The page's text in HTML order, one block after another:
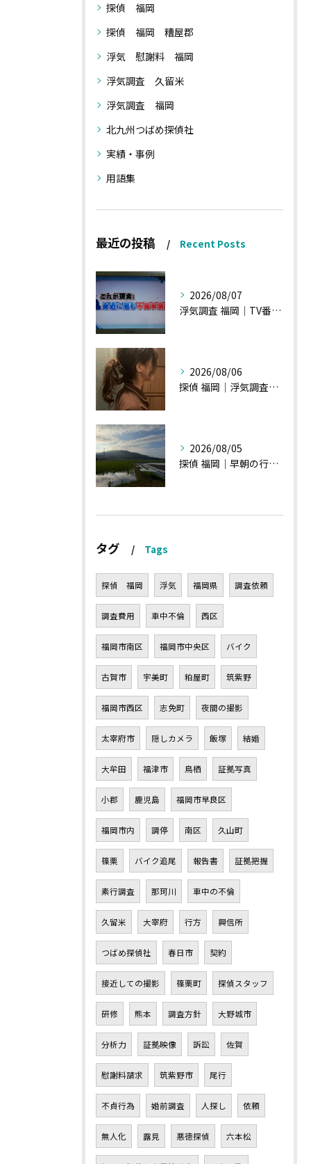
探偵 福岡
探偵 福岡 糟屋郡
浮気 慰謝料 福岡
浮気調査 久留米
浮気調査 福岡
北九州つばめ探偵社
実績・事例
用語集
最近の投稿 Recent Posts
2026/08/07
浮気調査 福岡｜TV番組15分間の特集の時のお話①
2026/08/06
探偵 福岡｜浮気調査の現場から・・・・チハルさん特集
2026/08/05
探偵 福岡｜早朝の行動調査、初見一発勝負のような・・・・
タグ Tags
探偵 福岡 浮気 福岡県 調査依頼
調査費用 車中不倫 西区
福岡市南区 福岡市中央区 バイク
古賀市 宇美町 粕屋町 筑紫野
福岡市西区 志免町 夜間の撮影
太宰府市 隠しカメラ 飯塚 結婚
大牟田 福津市 鳥栖 証拠写真
小郡 鹿児島 福岡市早良区
福岡市内 調停 南区 久山町
篠栗 バイク追尾 報告書 証拠把握
素行調査 那珂川 車中の不倫
久留米 大宰府 行方 興信所
つばめ探偵社 春日市 契約
接近しての撮影 篠栗町 探偵スタッフ
研修 熊本 調査方針 大野城市
分析力 証拠映像 訴訟 佐賀
慰謝料請求 筑紫野市 尾行
不貞行為 婚前調査 人探し 依頼
無人化 露見 悪徳探偵 六本松